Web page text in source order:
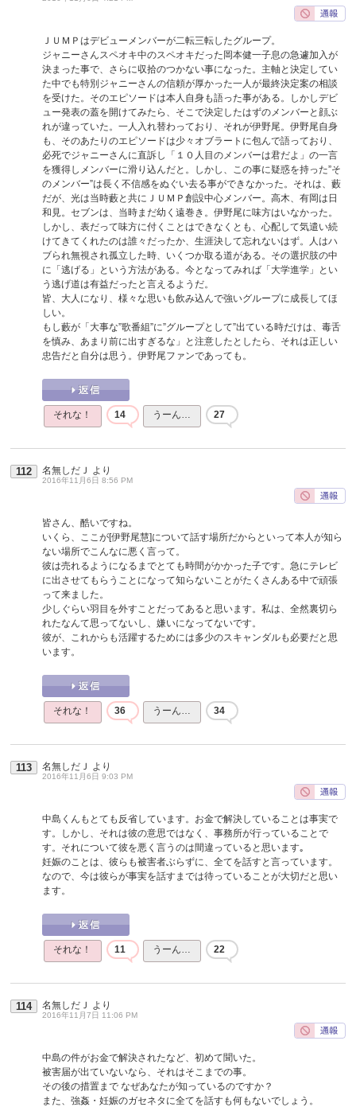
ＪＵＭＰはデビューメンバーが二転三転したグループ。
ジャニーさんスペオキ中のスペオキだった岡本健一子息の急遽加入が
決まった事で、さらに収拾のつかない事になった。主軸と決定してい
た中でも特別ジャニーさんの信頼が厚かった一人が最終決定案の相談
を受けた。そのエピソードは本人自身も語った事がある。しかしデビ
ュー発表の蓋を開けてみたら、そこで決定したはずのメンバーと顔ぶ
れが違っていた。一人入れ替わっており、それが伊野尾。伊野尾自身
も、そのあたりのエピソードは少々オブラートに包んで語っており、
必死でジャニーさんに直訴し「１０人目のメンバーは君だよ」の一言
を獲得しメンバーに滑り込んだと。しかし、この事に疑惑を持った”そ
のメンバー”は長く不信感をぬぐい去る事ができなかった。それは、藪
だが、光は当時藪と共にＪＵＭＰ創設中心メンバー。高木、有岡は日
和見。セブンは、当時まだ幼く遠巻き。伊野尾に味方はいなかった。
しかし、表だって味方に付くことはできなくとも、心配して気遣い続
けてきてくれたのは誰々だったか、生涯決して忘れないはず。人はハ
ブられ無視され孤立した時、いくつか取る道がある。その選択肢の中
に「逃げる」という方法がある。今となってみれば「大学進学」とい
う逃げ道は有益だったと言えるようだ。
皆、大人になり、様々な思いも飲み込んで強いグループに成長してほ
しい。
もし藪が「大事な”歌番組”に”グループとして”出ている時だけは、毒舌
を慎み、あまり前に出すぎるな」と注意したとしたら、それは正しい
忠告だと自分は思う。伊野尾ファンであっても。
それな！ 14 うーん… 27
112 名無しだＪ より
2016年11月6日 8:56 PM
皆さん、酷いですね。
いくら、ここが[伊野尾慧]について話す場所だからといって本人が知ら
ない場所でこんなに悪く言って。
彼は売れるようになるまでとても時間がかかった子です。急にテレビ
に出させてもらうことになって知らないことがたくさんある中で頑張
って来ました。
少しぐらい羽目を外すことだってあると思います。私は、全然裏切ら
れたなんて思ってないし、嫌いになってないです。
彼が、これからも活躍するためには多少のスキャンダルも必要だと思
います。
それな！ 36 うーん… 34
113 名無しだＪ より
2016年11月6日 9:03 PM
中島くんもとても反省しています。お金で解決していることは事実で
す。しかし、それは彼の意思ではなく、事務所が行っていることで
す。それについて彼を悪く言うのは間違っていると思います｡
妊娠のことは、彼らも被害者ぶらずに、全てを話すと言っています。
なので、今は彼らが事実を話すまでは待っていることが大切だと思い
ます。
それな！ 11 うーん… 22
114 名無しだＪ より
2016年11月7日 11:06 PM
中島の件がお金で解決されたなど、初めて聞いた。
被害届が出ていないなら、それはそこまでの事。
その後の措置まで なぜあなたが知っているのですか？
また、強姦・妊娠のガセネタに全てを話すも何もないでしょう。